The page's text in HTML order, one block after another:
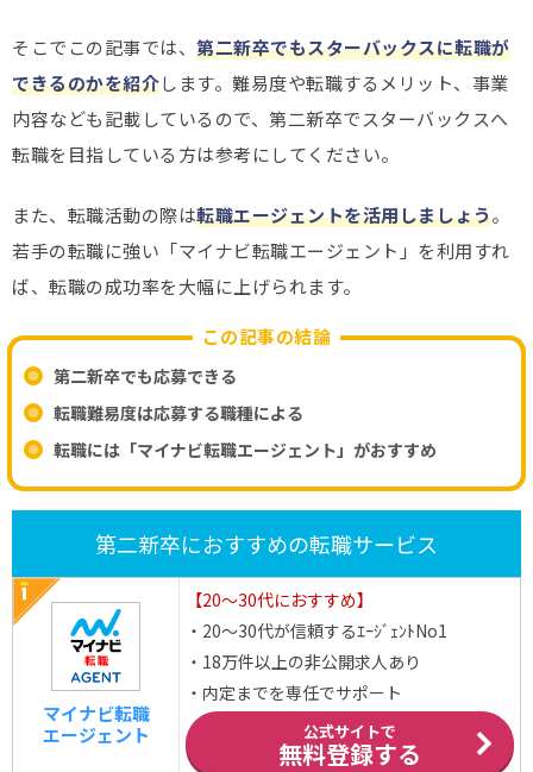
そこでこの記事では、 第二新卒でもスターバックスに転職が
できるのかを紹介します。難易度や転職するメリット、事業
内容なども記載しているので、第二新卒でスターバックスへ
転職を目指している方は参考にしてください。
また、転職活動の際は転職エージェントを活用しましょう。
若手の転職に強い「マイナビ転職エージェント」を利用すれ
ば、転職の成功率を大幅に上げられます。
この記事の結論
第二新卒でも応募できる
転職難易度は応募する職種による
転職には「マイナビ転職エージェント」がおすすめ
第二新卒におすすめの転職サービス
マイナビ転職
エージェント
【20～30代におすすめ】
・20～30代が信頼するｴｰｼﾞｪﾝﾄNo1
・18万件以上の非公開求人あり
・内定までを専任でサポート
公式サイトで
無料登録する